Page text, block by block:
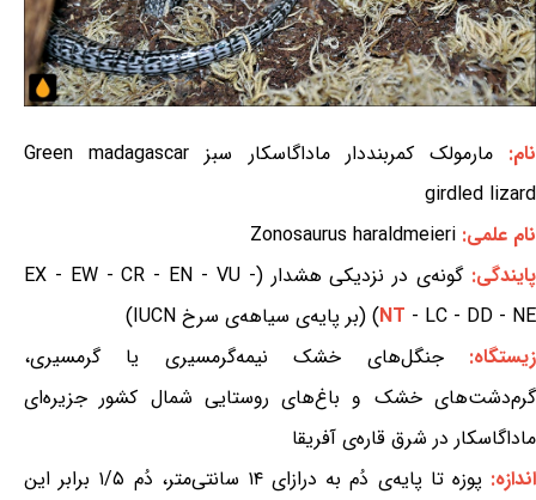
نام:
مارمولک کمربنددار ماداگاسکار سبز Green madagascar
girdled lizard
نام علمی: Zonosaurus haraldmeieri
پایندگی:گونه‌ی در نزدیکی هشدار (EX - EW - CR - EN - VU -
NT - LC - DD - NE) (بر پایه‌ی سیاهه‌ی سرخ IUCN)
زیستگاه:جنگل‌های خشک نیمه‌گرمسیری یا گرمسیری،
گرم‌دشت‌های خشک و باغ‌های روستایی شمال کشور جزیره‌ای
ماداگاسکار در شرق قاره‌ی آفریقا
اندازه:
پوزه تا پایه‌ی دُم به درازای ۱۴ سانتی‌متر، دُم ۱/۵ برابر این